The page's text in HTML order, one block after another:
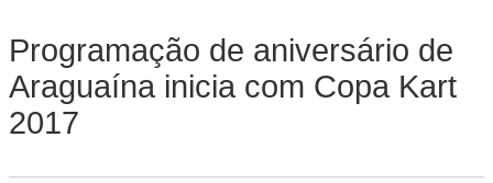
Programação de aniversário de
Araguaína inicia com Copa Kart
2017